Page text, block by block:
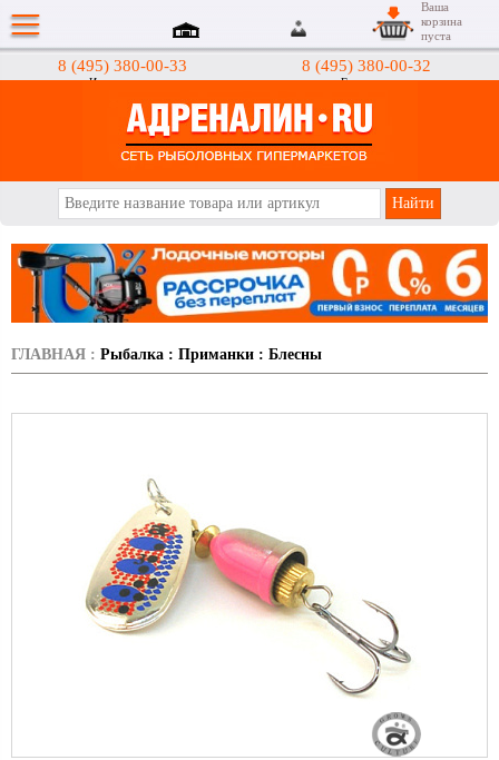
8 (495) 380-00-33
Интернет-магазин
8 (495) 380-00-32
Гипермаркеты
Ваша
корзина
пуста
ГЛАВНАЯ : Рыбалка : Приманки : Блесны